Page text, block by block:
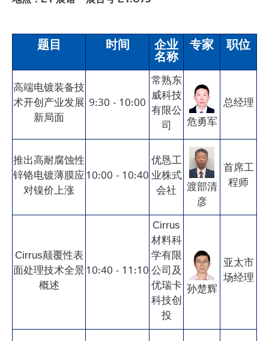
题目 时间 企业
名称
专家 职位
高端电镀装备技
术开创产业发展
新局面
9:30 - 10:00
常熟东
威科技
有限公
司
危勇军
总经理
推出高耐腐蚀性
锌铬电镀薄膜应
对镍价上涨
10:00 - 10:40
优恳工
业株式
会社
渡部清
彦
首席工
程师
Cirrus颠覆性表
面处理技术全景
概述
10:40 - 11:10
Cirrus
材料科
学有限
公司及
优瑞卡
科技创
投
孙楚辉
亚太市
场经理